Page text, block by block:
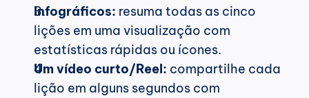
Infográficos: resuma todas as cinco
lições em uma visualização com
estatísticas rápidas ou ícones.
Um vídeo curto/Reel: compartilhe cada
lição em alguns segundos com